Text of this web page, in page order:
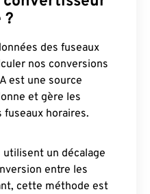
?
des fuseaux
nos conversions
est une source
et gère les
fuseaux horaires.
un décalage
entre les
cette méthode est